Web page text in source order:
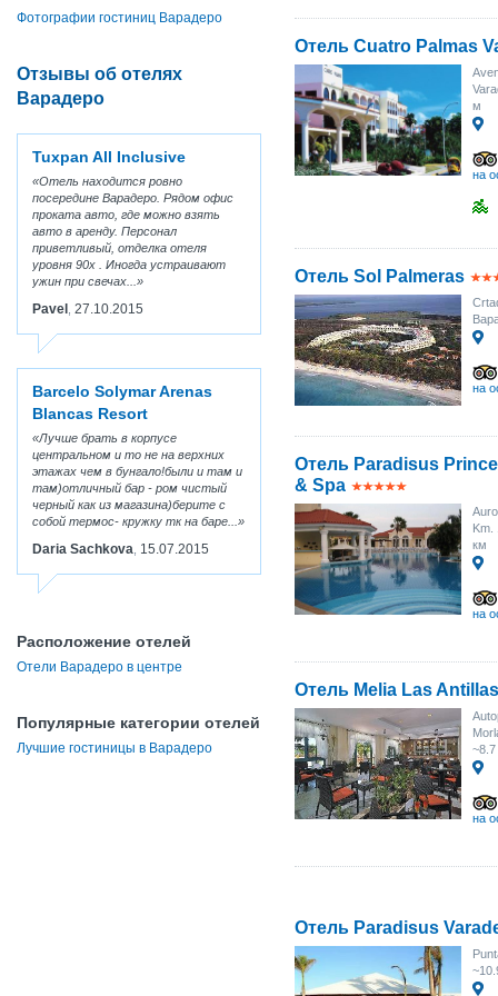
Фотографии гостиниц Варадеро
Отзывы об отелях
Варадеро
Tuxpan All Inclusive
Отель находится ровно
посередине Варадеро. Рядом офис
проката авто, где можно взять
авто в аренду. Персонал
приветливый, отделка отеля
уровня 90х . Иногда устраивают
ужин при свечах...
Pavel 27.10.2015
Barcelo Solymar Arenas
Blancas Resort
Лучше брать в корпусе
центральном и то не на верхних
этажах чем в бунгало!были и там и
там)отличный бар - ром чистый
черный как из магазина)берите с
собой термос- кружку тк на баре...
Daria Sachkova 15.07.2015
Расположение отелей
Отели Варадеро в центре
Популярные категории отелей
Лучшие гостиницы в Варадеро
Отель Cuatro Palmas
м
на
Отель Sol Palmeras
на
Отель Paradisus
& Spa
Km.
км
на
Отель Melia Las Antillas
на
Отель Paradisus